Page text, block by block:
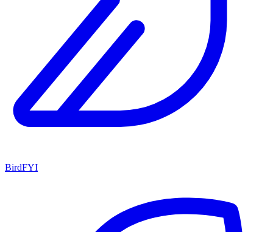
BirdFYI